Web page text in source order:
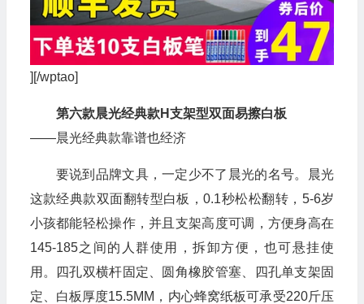
][/wptao]
第六款晨光经典款H支架型双面易擦白板
——晨光经典款靠谱也经济
要说到品牌文具，一定少不了晨光的名号。晨光
这款经典款双面翻转型白板，0.1秒松松翻转，5-6岁
小孩都能轻松操作，并且支架高度可调，方便身高在
145-185之间的人群使用，拆卸方便，也可悬挂使
用。四孔双横杆固定、圆角橡胶管塞、四孔单支架固
定、白板厚度15.5MM，内心蜂窝纸板可承受220斤压